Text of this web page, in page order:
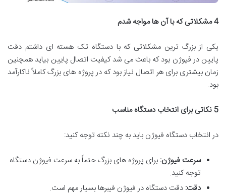
4مشکلاتی که با آن ها مواجه شدم
یکی از بزرگ ترین مشکلاتی که با دستگاه تک هسته ای داشتم دقت
پایین در فیوژن بود که باعث می شد کیفیت اتصال پایین بیاید همچنین
زمان بیشتری برای هر اتصال نیاز بود که در پروژه های بزرگ کاملاً ناکارآمد
بود.
5 نکاتی برای انتخاب دستگاه مناسب
در انتخاب دستگاه فیوژن باید به چند نکته توجه کنید:
سرعت فیوژن: برای پروژه های بزرگ حتماً به سرعت فیوژن دستگاه
توجه کنید.
دقت: دقت دستگاه در فیوژن فیبرها بسیار مهم است.